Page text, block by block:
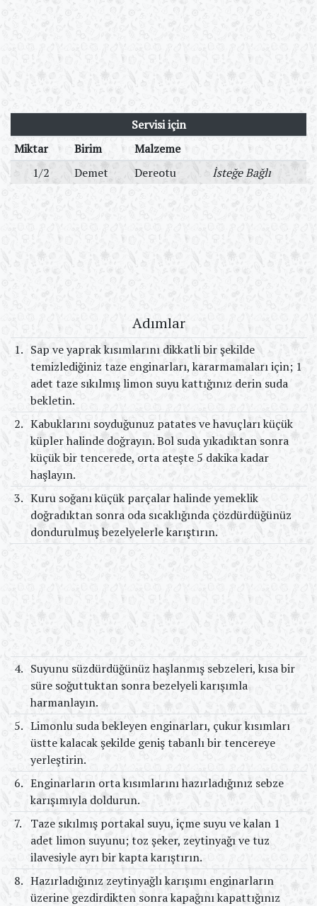
Servisi için
Miktar
Birim
Malzeme
1/2
Demet Dereotu İsteğe Bağlı
Adımlar
1. Sap ve yaprak kısımlarını dikkatli bir şekilde
temizlediğiniz taze enginarları, kararmamaları için; 1
adet taze sıkılmış limon suyu kattığınız derin suda
bekletin.
2. Kabuklarını soyduğunuz patates ve havuçları küçük
küpler halinde doğrayın. Bol suda yıkadıktan sonra
küçük bir tencerede, orta ateşte 5 dakika kadar
haşlayın.
3. Kuru soğanı küçük parçalar halinde yemeklik
doğradıktan sonra oda sıcaklığında çözdürdüğünüz
dondurulmuş bezelyelerle karıştırın.
4. Suyunu süzdürdüğünüz haşlanmış sebzeleri, kısa bir
süre soğuttuktan sonra bezelyeli karışımla
harmanlayın.
5. Limonlu suda bekleyen enginarları, çukur kısımları
üstte kalacak şekilde geniş tabanlı bir tencereye
yerleştirin.
6. Enginarların orta kısımlarını hazırladığınız sebze
karışımıyla doldurun.
7.
Taze sıkılmış portakal suyu, içme suyu ve kalan 1
adet limon suyunu; toz şeker, zeytinyağı ve tuz
ilavesiyle ayrı bir kapta karıştırın.
8. Hazırladığınız zeytinyağlı karışımı enginarların
üzerine gezdirdikten sonra kapağını kapattığınız